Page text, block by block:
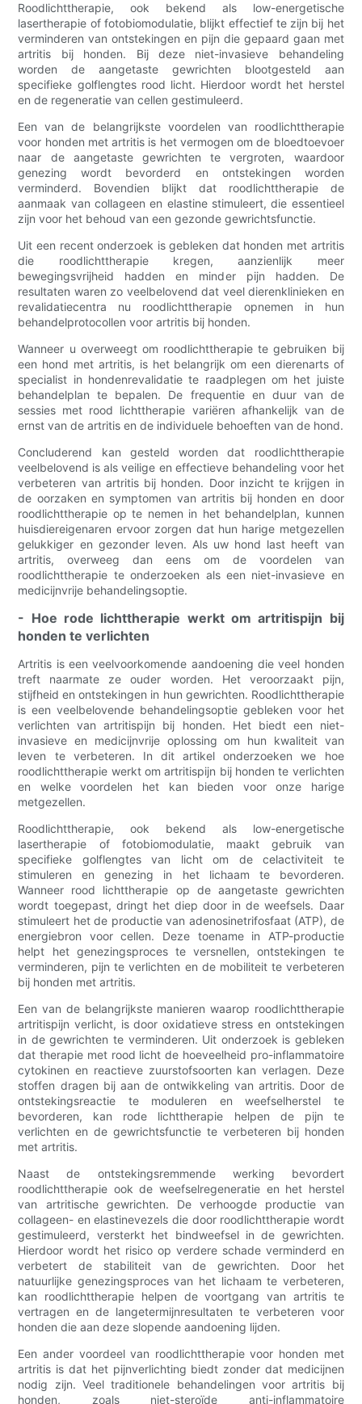
Roodlichttherapie, ook bekend als low-energetische
lasertherapie of fotobiomodulatie, blijkt effectief te zijn bij het
verminderen van ontstekingen en pijn die gepaard gaan met
artritis bij honden. Bij deze niet-invasieve behandeling
worden de aangetaste gewrichten blootgesteld aan
specifieke golflengtes rood licht. Hierdoor wordt het herstel
en de regeneratie van cellen gestimuleerd.
Een van de belangrijkste voordelen van roodlichttherapie
voor honden met artritis is het vermogen om de bloedtoevoer
naar de aangetaste gewrichten te vergroten, waardoor
genezing wordt bevorderd en ontstekingen worden
verminderd. Bovendien blijkt dat roodlichttherapie de
aanmaak van collageen en elastine stimuleert, die essentieel
zijn voor het behoud van een gezonde gewrichtsfunctie.
Uit een recent onderzoek is gebleken dat honden met artritis
die roodlichttherapie kregen, aanzienlijk meer
bewegingsvrijheid hadden en minder pijn hadden. De
resultaten waren zo veelbelovend dat veel dierenklinieken en
revalidatiecentra nu roodlichttherapie opnemen in hun
behandelprotocollen voor artritis bij honden.
Wanneer u overweegt om roodlichttherapie te gebruiken bij
een hond met artritis, is het belangrijk om een ​​dierenarts of
specialist in hondenrevalidatie te raadplegen om het juiste
behandelplan te bepalen. De frequentie en duur van de
sessies met rood lichttherapie variëren afhankelijk van de
ernst van de artritis en de individuele behoeften van de hond.
Concluderend kan gesteld worden dat roodlichttherapie
veelbelovend is als veilige en effectieve behandeling voor het
verbeteren van artritis bij honden. Door inzicht te krijgen in
de oorzaken en symptomen van artritis bij honden en door
roodlichttherapie op te nemen in het behandelplan, kunnen
huisdiereigenaren ervoor zorgen dat hun harige metgezellen
gelukkiger en gezonder leven. Als uw hond last heeft van
artritis, overweeg dan eens om de voordelen van
roodlichttherapie te onderzoeken als een niet-invasieve en
medicijnvrije behandelingsoptie.
- Hoe rode lichttherapie werkt om artritispijn bij
honden te verlichten
Artritis is een veelvoorkomende aandoening die veel honden
treft naarmate ze ouder worden. Het veroorzaakt pijn,
stijfheid en ontstekingen in hun gewrichten. Roodlichttherapie
is een veelbelovende behandelingsoptie gebleken voor het
verlichten van artritispijn bij honden. Het biedt een niet-
invasieve en medicijnvrije oplossing om hun kwaliteit van
leven te verbeteren. In dit artikel onderzoeken we hoe
roodlichttherapie werkt om artritispijn bij honden te verlichten
en welke voordelen het kan bieden voor onze harige
metgezellen.
Roodlichttherapie, ook bekend als low-energetische
lasertherapie of fotobiomodulatie, maakt gebruik van
specifieke golflengtes van licht om de celactiviteit te
stimuleren en genezing in het lichaam te bevorderen.
Wanneer rood lichttherapie op de aangetaste gewrichten
wordt toegepast, dringt het diep door in de weefsels. Daar
stimuleert het de productie van adenosinetrifosfaat (ATP), de
energiebron voor cellen. Deze toename in ATP-productie
helpt het genezingsproces te versnellen, ontstekingen te
verminderen, pijn te verlichten en de mobiliteit te verbeteren
bij honden met artritis.
Een van de belangrijkste manieren waarop roodlichttherapie
artritispijn verlicht, is door oxidatieve stress en ontstekingen
in de gewrichten te verminderen. Uit onderzoek is gebleken
dat therapie met rood licht de hoeveelheid pro-inflammatoire
cytokinen en reactieve zuurstofsoorten kan verlagen. Deze
stoffen dragen bij aan de ontwikkeling van artritis. Door de
ontstekingsreactie te moduleren en weefselherstel te
bevorderen, kan rode lichttherapie helpen de pijn te
verlichten en de gewrichtsfunctie te verbeteren bij honden
met artritis.
Naast de ontstekingsremmende werking bevordert
roodlichttherapie ook de weefselregeneratie en het herstel
van artritische gewrichten. De verhoogde productie van
collageen- en elastinevezels die door roodlichttherapie wordt
gestimuleerd, versterkt het bindweefsel in de gewrichten.
Hierdoor wordt het risico op verdere schade verminderd en
verbetert de stabiliteit van de gewrichten. Door het
natuurlijke genezingsproces van het lichaam te verbeteren,
kan roodlichttherapie helpen de voortgang van artritis te
vertragen en de langetermijnresultaten te verbeteren voor
honden die aan deze slopende aandoening lijden.
Een ander voordeel van roodlichttherapie voor honden met
artritis is dat het pijnverlichting biedt zonder dat medicijnen
nodig zijn. Veel traditionele behandelingen voor artritis bij
honden, zoals niet-steroïde anti-inflammatoire